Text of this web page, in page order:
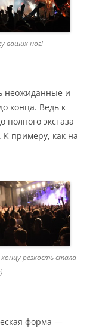
ваших ног!
неожиданные и
конца. Ведь к
полного экстаза
примеру, как на
резкость стала
форма —